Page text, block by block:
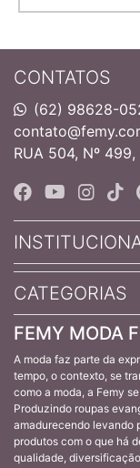
CONTATOS
(62) 98628-
RUA 504, Nº 499,
CATEGORIAS
FEMY MODA
A moda faz parte da
tempo, o contexto, se
como a moda, a Femy
Produzindo roupas
amadurecendo levando
produtos com o que há
qualidade,